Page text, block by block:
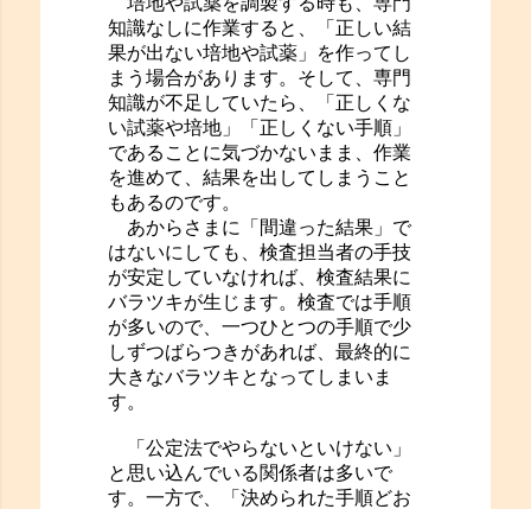
知識なしに作業すると、「正しい結
果が出ない培地や試薬」を作ってし
まう場合があります。そして、専門
知識が不足していたら、「正しくな
い試薬や培地」「正しくない手順」
であることに気づかないまま、作業
を進めて、結果を出してしまうこと
もあるのです。
あからさまに「間違った結果」で
はないにしても、検査担当者の手技
が安定していなければ、検査結果に
バラツキが生じます。検査では手順
が多いので、一つひとつの手順で少
しずつばらつきがあれば、最終的に
大きなバラツキとなってしまいま
す。
「公定法でやらないといけない」
と思い込んでいる関係者は多いで
す。一方で、「決められた手順どお